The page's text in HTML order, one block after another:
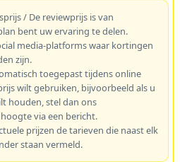
/ De reviewprijs is van
bent uw ervaring te delen.
media-platforms waar kortingen
zijn.
toegepast tijdens online
wilt gebruiken, bijvoorbeeld als u
houden, stel dan ons
via een bericht.
prijzen de tarieven die naast elk
staan vermeld.